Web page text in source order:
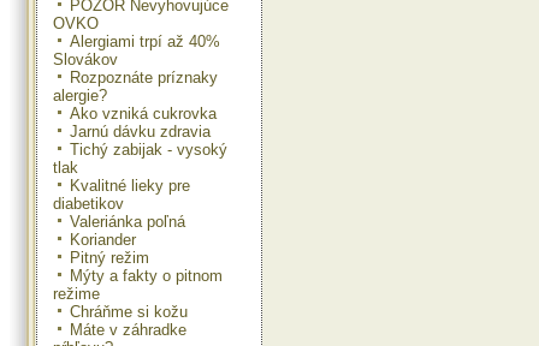
POZOR Nevyhovujúce
OVKO
Alergiami trpí až 40%
Slovákov
Rozpoznáte príznaky
alergie?
Ako vzniká cukrovka
Jarnú dávku zdravia
Tichý zabijak - vysoký
tlak
Kvalitné lieky pre
diabetikov
Valeriánka poľná
Koriander
Pitný režim
Mýty a fakty o pitnom
režime
Chráňme si kožu
Máte v záhradke